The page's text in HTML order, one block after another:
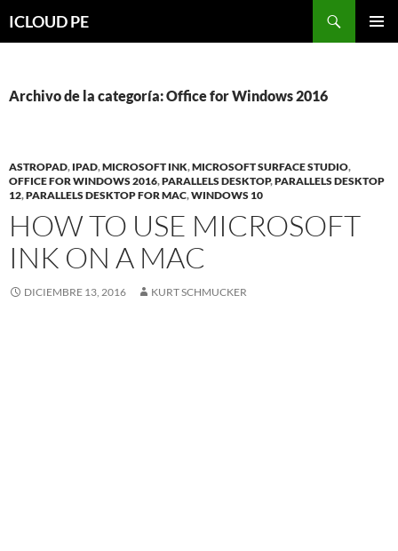
hacia
ICLOUD PE
Archivo de la categoría: Office for Windows 2016
ASTROPAD, IPAD,MICROSOFT INK,MICROSOFT SURFACE STUDIO,
OFFICE FOR WINDOWS 2016,PARALLELS DESKTOP,PARALLELS DESKTOP
12,PARALLELS DESKTOP FOR MAC,WINDOWS 10
HOW TO USE MICROSOFT
INK ON A MAC
DICIEMBRE 13, 2016 KURT SCHMUCKER